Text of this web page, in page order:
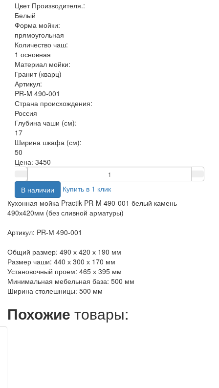
Цвет Производителя.:
Белый
Форма мойки:
прямоугольная
Количество чаш:
1 основная
Материал мойки:
Гранит (кварц)
Артикул:
PR-M 490-001
Страна происхождения:
Россия
Глубина чаши (см):
17
Ширина шкафа (см):
50
Цена: 3450
В наличии
Купить в 1 клик
Кухонная мойка Practik PR-M 490-001 белый камень
490х420мм (без сливной арматуры)
Артикул: PR-М 490-001
Общий размер: 490 х 420 х 190 мм
Размер чаши: 440 х 300 х 170 мм
Установочный проем: 465 х 395 мм
Минимальная мебельная база: 500 мм
Ширина столешницы: 500 мм
Похожие товары: